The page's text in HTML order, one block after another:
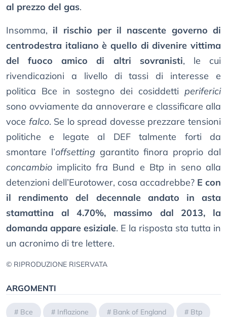
al prezzo del gas.
Insomma, il rischio per il nascente governo di
centrodestra italiano è quello di divenire vittima
del fuoco amico di altri sovranisti, le cui
rivendicazioni a livello di tassi di interesse e
politica Bce in sostegno dei cosiddetti periferici
sono ovviamente da annoverare e classificare alla
voce falco. Se lo spread dovesse prezzare tensioni
politiche e legate al DEF talmente forti da
smontare l’offsetting garantito finora proprio dal
concambio implicito fra Bund e Btp in seno alla
detenzioni dell’Eurotower, cosa accadrebbe? E con
il rendimento del decennale andato in asta
stamattina al 4.70%, massimo dal 2013, la
domanda appare esiziale. E la risposta sta tutta in
un acronimo di tre lettere.
© RIPRODUZIONE RISERVATA
ARGOMENTI
# Bce # Inflazione # Bank of England # Btp